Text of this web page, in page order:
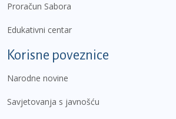
Proračun Sabora
Edukativni centar
Korisne poveznice
Narodne novine
Savjetovanja s javnošću